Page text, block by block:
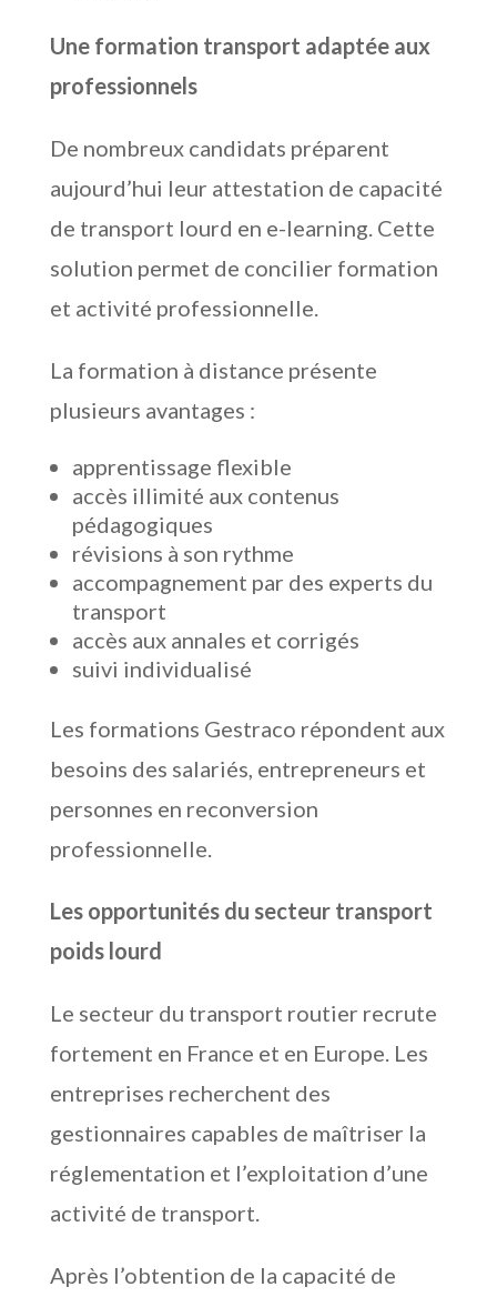
Une formation transport adaptée aux
professionnels
De nombreux candidats préparent
aujourd’hui leur attestation de capacité
de transport lourd en e-learning. Cette
solution permet de concilier formation
et activité professionnelle.
La formation à distance présente
plusieurs avantages :
apprentissage flexible
accès illimité aux contenus
pédagogiques
révisions à son rythme
accompagnement par des experts du
transport
accès aux annales et corrigés
suivi individualisé
Les formations Gestraco répondent aux
besoins des salariés, entrepreneurs et
personnes en reconversion
professionnelle.
Les opportunités du secteur transport
poids lourd
Le secteur du transport routier recrute
fortement en France et en Europe. Les
entreprises recherchent des
gestionnaires capables de maîtriser la
réglementation et l’exploitation d’une
activité de transport.
Après l’obtention de la capacité de